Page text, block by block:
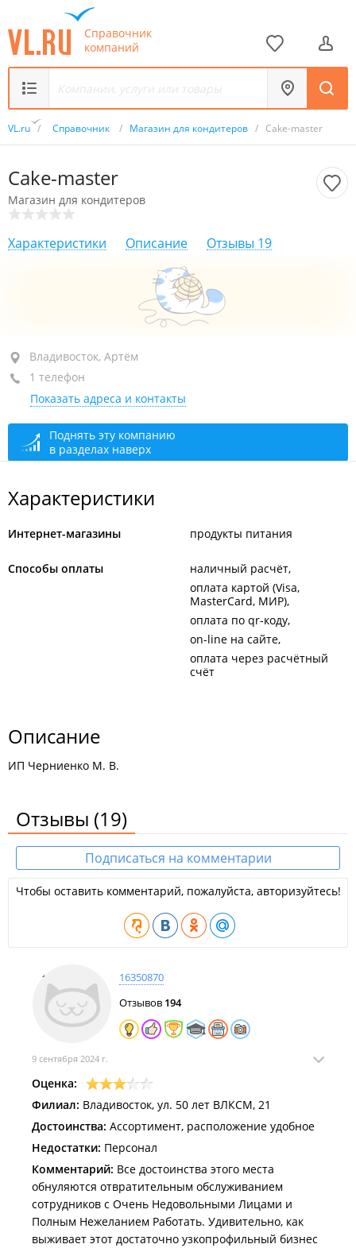
Справочник
компаний
VL.ru / Справочник / Магазин для кондитеров / Cake-master
Cake-master
Магазин для кондитеров
Характеристики Описание Отзывы 19
район "Вторая речка", ул. Русская, 98А
закрыто, откроется в 10:00
Владивосток, Артём
1 телефон
Показать адреса и контакты
Поднять эту компанию
в разделах наверх
Характеристики
Интернет-магазины продукты питания
Способы оплаты
наличный расчёт
оплата картой (Visa,
MasterCard, МИР)
оплата по qr-коду
on-line на сайте
оплата через расчётный
счёт
Описание
ИП Черниенко М. В.
Отзывы (19)
Подписаться на комментарии
Чтобы оставить комментарий, пожалуйста, авторизуйтесь!
16350870
Отзывов 194
9 сентября 2024 г.
Оценка:
Филиал: Владивосток, ул. 50 лет ВЛКСМ, 21
Достоинства: Ассортимент, расположение удобное
Недостатки: Персонал
Комментарий: Все достоинства этого места
обнуляются отвратительным обслуживанием
сотрудников с Очень Недовольными Лицами и
Полным Нежеланием Работать. Удивительно, как
выживает этот достаточно узкопрофильный бизнес